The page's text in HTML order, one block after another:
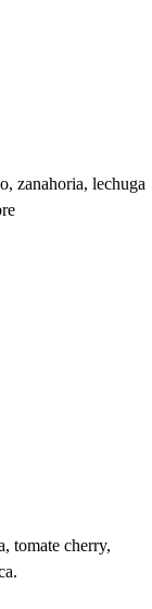
zanahoria, lechuga
tomate cherry,